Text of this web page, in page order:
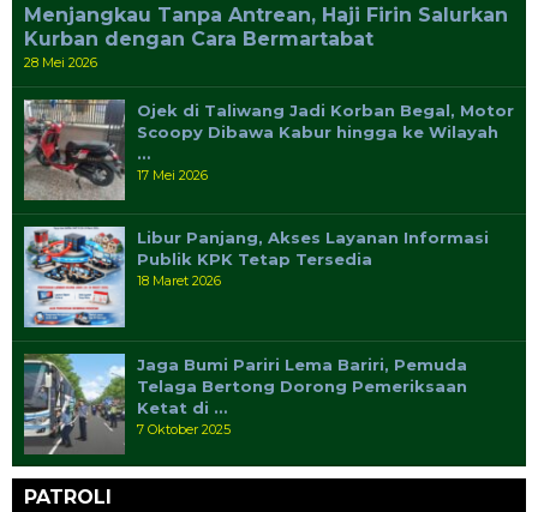
Menjangkau Tanpa Antrean, Haji Firin Salurkan
Kurban dengan Cara Bermartabat
28 Mei 2026
Ojek di Taliwang Jadi Korban Begal, Motor
Scoopy Dibawa Kabur hingga ke Wilayah
…
17 Mei 2026
Libur Panjang, Akses Layanan Informasi
Publik KPK Tetap Tersedia
18 Maret 2026
Jaga Bumi Pariri Lema Bariri, Pemuda
Telaga Bertong Dorong Pemeriksaan
Ketat di …
7 Oktober 2025
PATROLI